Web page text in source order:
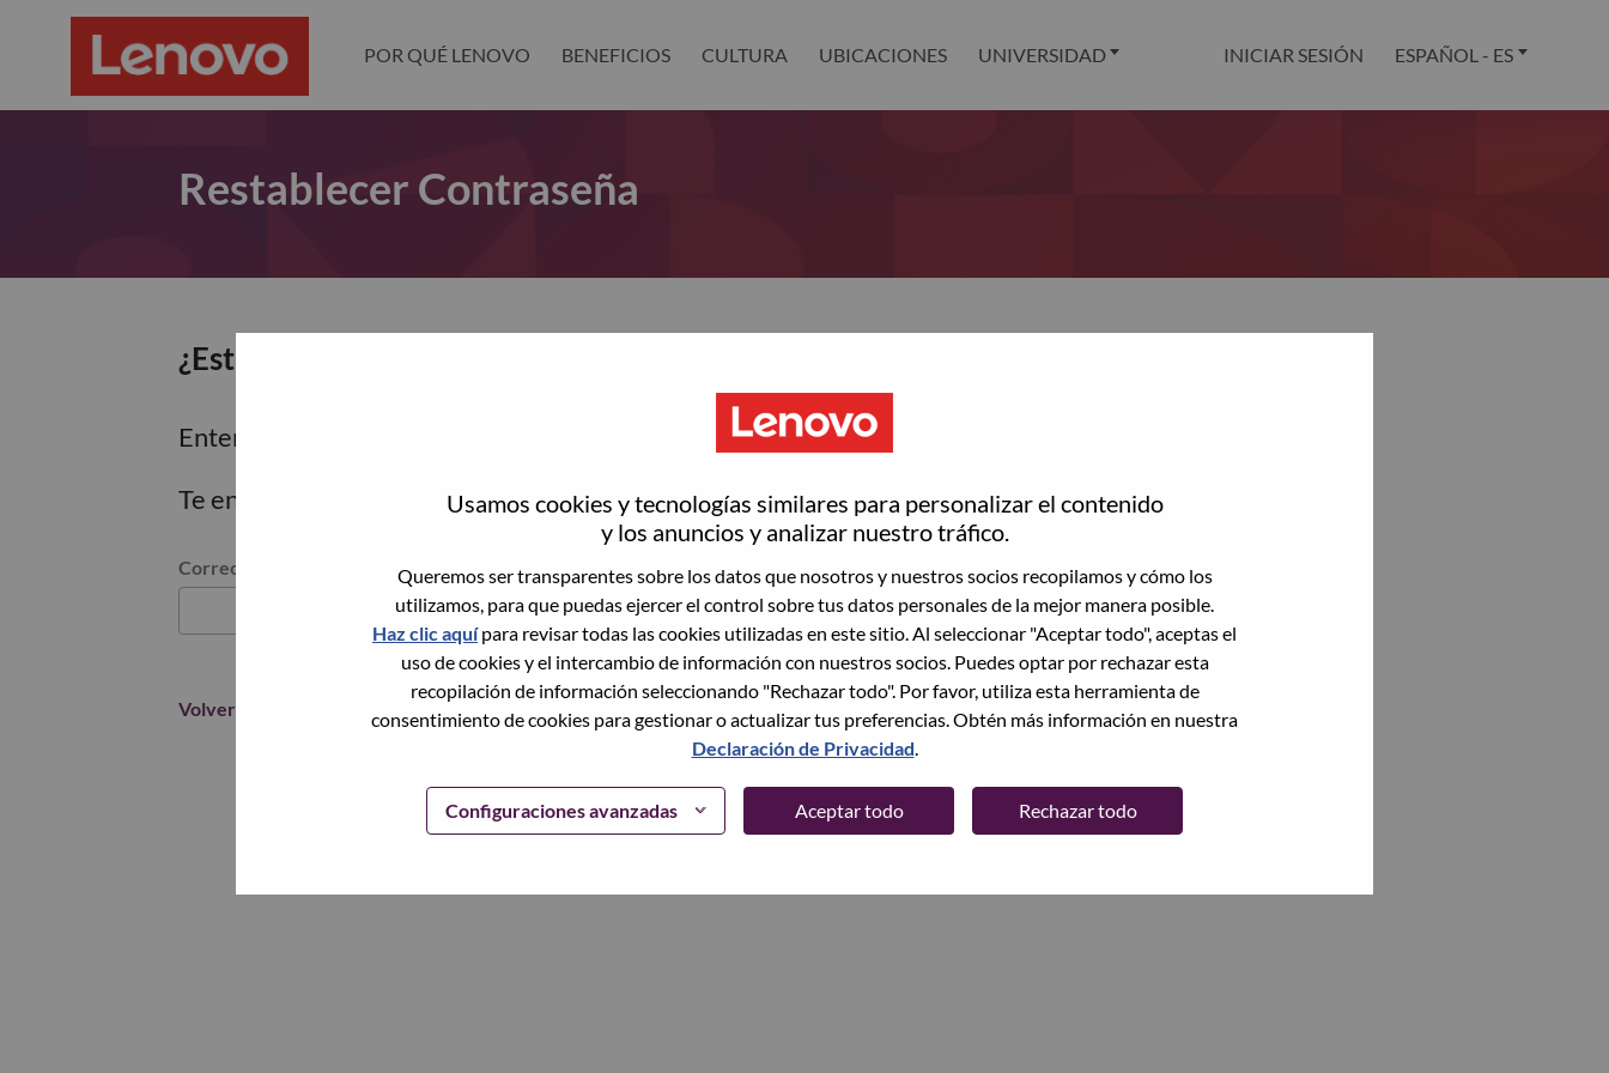
Usamos cookies y tecnologías similares para personalizar el contenido
y los anuncios y analizar nuestro tráfico.
Queremos ser transparentes sobre los datos que nosotros y nuestros socios recopilamos y cómo los
utilizamos, para que puedas ejercer el control sobre tus datos personales de la mejor manera posible.
Haz clic aquípara revisar todas las cookies utilizadas en este sitio. Al seleccionar "Aceptar todo", aceptas el
uso de cookies y el intercambio de información con nuestros socios. Puedes optar por rechazar esta
recopilación de información seleccionando "Rechazar todo". Por favor, utiliza esta herramienta de
consentimiento de cookies para gestionar o actualizar tus preferencias. Obtén más información en nuestra
Declaración de Privacidad
Configuraciones avanzadas Aceptar todo Rechazar todo
POR QUÉ LENOVO BENEFICIOS CULTURA UBICACIONES UNIVERSIDAD INICIAR SESIÓN ESPAÑOL - ES
Restablecer Contraseña
¿Estás seguro de que deseas restablecer tu contraseña?
Enter the email address associated with your account, then click "Continue".
Te enviaremos un enlace por correo electrónico para restablecer tu contraseña.
Restablece la contraseña con tu correo electrónico
Correo electrónico
Continuar
Volver